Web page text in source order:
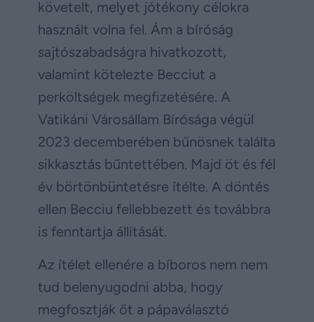
követelt, melyet jótékony célokra
használt volna fel. Ám a bíróság
sajtószabadságra hivatkozott,
valamint kötelezte Becciut a
perköltségek megfizetésére. A
Vatikáni Városállam Bírósága végül
2023 decemberében bűnösnek találta
sikkasztás bűntettében. Majd öt és fél
év börtönbüntetésre ítélte. A döntés
ellen Becciu fellebbezett és továbbra
is fenntartja állítását.
Az ítélet ellenére a bíboros nem nem
tud belenyugodni abba, hogy
megfosztják őt a pápaválasztó